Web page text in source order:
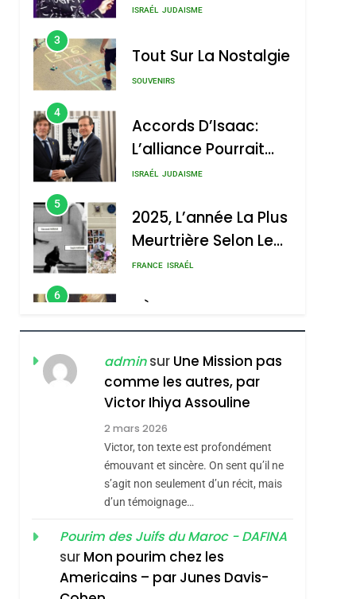
Nouvelle Chanson De
ISRAÉL JUDAISME
3
Tout Sur La Nostalgie
SOUVENIRS
4
Accords D’Isaac:
L’alliance Pourrait
S’étendre À 13 Pays
ISRAÉL JUDAISME
5
2025, L’année La Plus
Meurtrière Selon Le
Rapport D’ADL
FRANCE ISRAÉL
6
FIÈRE, DIGNE ET
RÉSILIENTE :
POURQUOI JE
REVENDIQUE MA
JUDAÏTE Par Thérèse
Zrihen-Dvir
ISRAÉL JUDAISME
CE QUI NOUS
MANQUE – Jacques
Hadida
JUDAISME
Maroc : Les Amandes
De Tafraout, Le Miel
De Tadla Azilal
Consacrés Produits
Du Terroir
DAFINA MAROC
Oeil Ravageur –
adminsur Une Mission pas
comme les autres, par
Victor Ihiya Assouline
2 mars 2026
Victor, ton texte est profondément
émouvant et sincère. On sent qu’il ne
s’agit non seulement d’un récit, mais
d’un témoignage…
Pourim des Juifs du Maroc - DAFINA
sur Mon pourim chez les
Americains – par Junes Davis-